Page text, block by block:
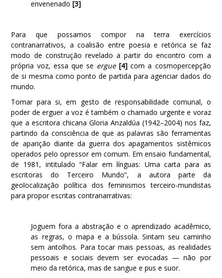
envenenado[3]
Para que possamos compor na terra exercícios
contranarrativos, a coalisão entre poesia e retórica se faz
modo de construção revelado a partir do encontro com a
própria voz, essa que se ergue [4] com a cosmopercepção
de si mesma como ponto de partida para agenciar dados do
mundo.
Tomar para si, em gesto de responsabilidade comunal, o
poder de erguer a voz é também o chamado urgente e voraz
que a escritora chicana Gloria Anzaldúa (1942–2004) nos faz,
partindo da consciência de que as palavras são ferramentas
de aparição diante da guerra dos apagamentos sistêmicos
operados pelo opressor em comum. Em ensaio fundamental,
de 1981, intitulado “Falar em línguas: Uma carta para as
escritoras do Terceiro Mundo”, a autora parte da
geolocalização política dos feminismos terceiro-mundistas
para propor escritas contranarrativas:
Joguem fora a abstração e o aprendizado acadêmico,
as regras, o mapa e a bússola. Sintam seu caminho
sem antolhos. Para tocar mais pessoas, as realidades
pessoais e sociais devem ser evocadas — não por
meio da retórica, mas de sangue e pus e suor.